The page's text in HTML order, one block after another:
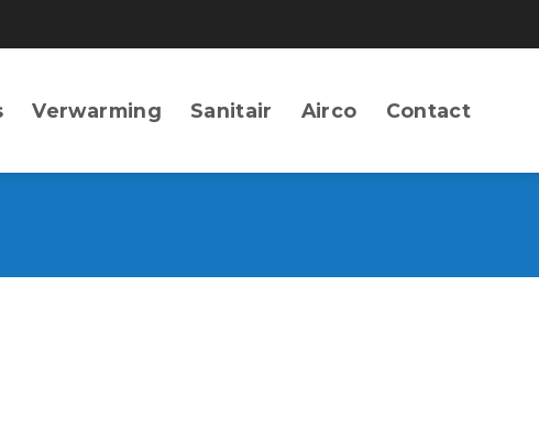
Verwarming Sanitair Airco Contact